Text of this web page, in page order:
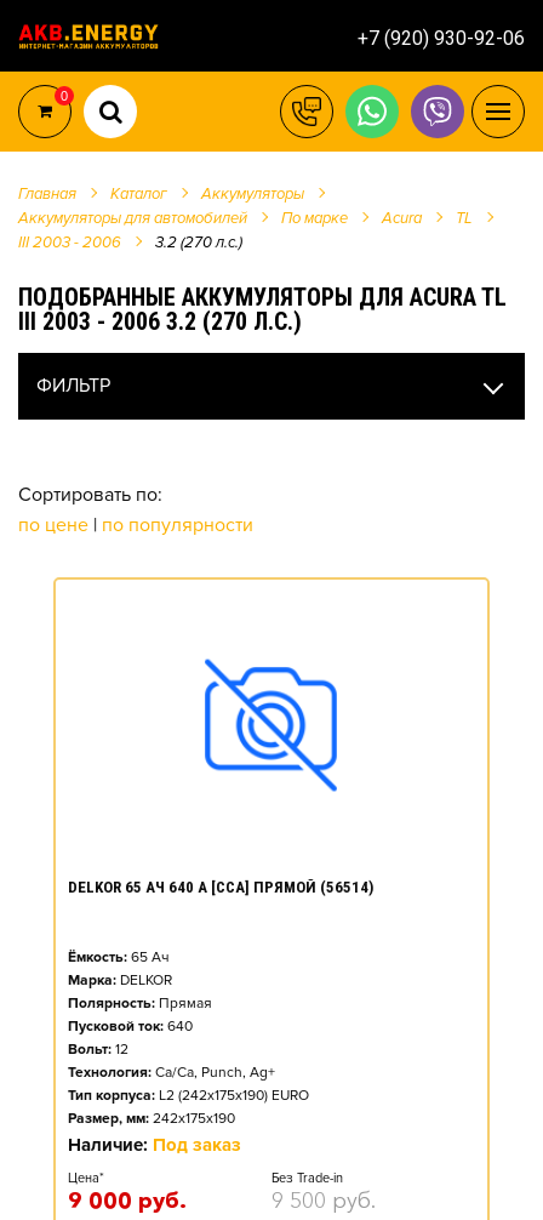
+7 (920) 930-92-06
0
Главная Каталог
Аккумуляторы
Аккумуляторы для автомобилей
По марке Acura
TL
III 2003 - 2006
3.2 (270 л.с.)
ПОДОБРАННЫЕ АККУМУЛЯТОРЫ ДЛЯ ACURA TL
III 2003 - 2006 3.2 (270 Л.С.)
ФИЛЬТР
Сортировать по:
по цене | по популярности
DELKOR 65 АЧ 640 А [CCA] ПРЯМОЙ (56514)
Ёмкость: 65 Ач
Марка: DELKOR
Полярность: Прямая
Пусковой ток: 640
Вольт: 12
Технология: Ca/Ca, Punch, Ag+
Тип корпуса: L2 (242x175x190) EURO
Размер, мм: 242x175x190
Наличие: Под заказ
Цена*
9 000 руб.
Без Trade-in
9 500 руб.